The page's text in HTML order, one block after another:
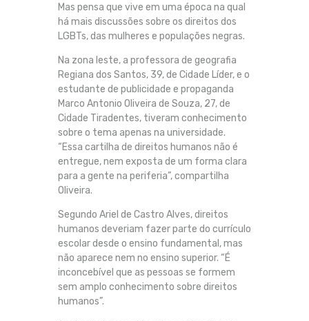
Mas pensa que vive em uma época na qual
há mais discussões sobre os direitos dos
LGBTs, das mulheres e populações negras.
Na zona leste, a professora de geografia
Regiana dos Santos, 39, de Cidade Líder, e o
estudante de publicidade e propaganda
Marco Antonio Oliveira de Souza, 27, de
Cidade Tiradentes, tiveram conhecimento
sobre o tema apenas na universidade.
“Essa cartilha de direitos humanos não é
entregue, nem exposta de um forma clara
para a gente na periferia”, compartilha
Oliveira.
Segundo Ariel de Castro Alves, direitos
humanos deveriam fazer parte do currículo
escolar desde o ensino fundamental, mas
não aparece nem no ensino superior. “É
inconcebível que as pessoas se formem
sem amplo conhecimento sobre direitos
humanos”.